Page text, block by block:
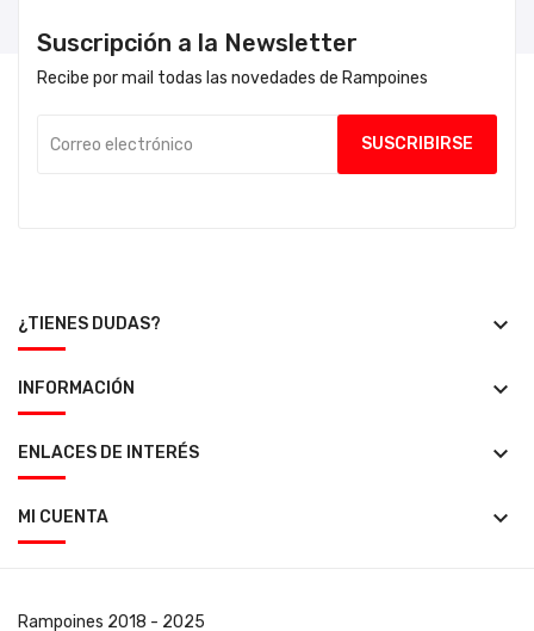
Suscripción a la Newsletter
Recibe por mail todas las novedades de Rampoines
¿TIENES DUDAS? keyboard_arrow_down
INFORMACIÓN keyboard_arrow_down
ENLACES DE INTERÉS keyboard_arrow_down
MI CUENTA keyboard_arrow_down
Rampoines 2018 - 2025